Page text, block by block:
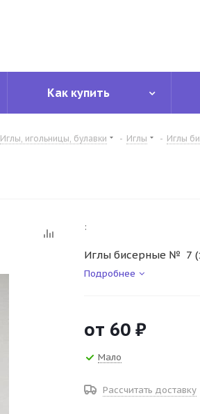
Как купить
Иглы, игольницы, булавки - Иглы - Иглы
:
Иглы бисерные № 7
Подробнее
от 60 ₽
Мало
Рассчитать доставку